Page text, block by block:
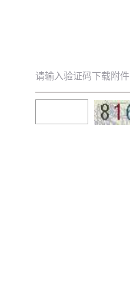
请输入验证码下载附件